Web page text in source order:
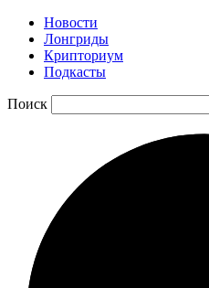
Новости
Лонгриды
Крипториум
Подкасты
Поиск